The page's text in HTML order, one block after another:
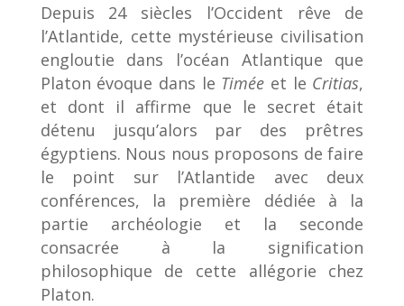
Depuis 24 siècles l’Occident rêve de
l’Atlantide, cette mystérieuse civilisation
engloutie dans l’océan Atlantique que
Platon évoque dans le Timée et le Critias,
et dont il affirme que le secret était
détenu jusqu’alors par des prêtres
égyptiens. Nous nous proposons de faire
le point sur l’Atlantide avec deux
conférences, la première dédiée à la
partie archéologie et la seconde
consacrée à la signification
philosophique de cette allégorie chez
Platon.